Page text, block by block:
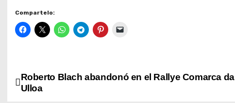
Compartelo:
NRoberto Blach abandonó en el Rallye Comarca da
Ulloa